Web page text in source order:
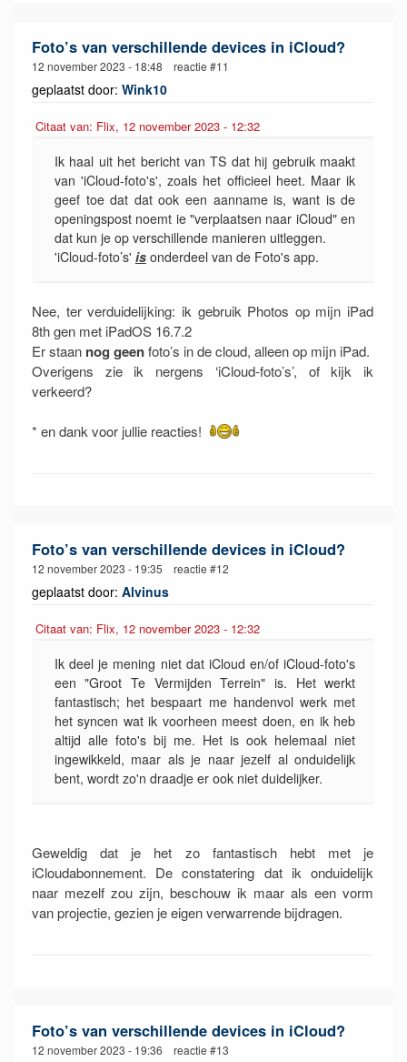
Foto’s van verschillende devices in iCloud?
12 november 2023 - 18:48 reactie #11
geplaatst door: Wink10
Citaat van: Flix, 12 november 2023 - 12:32
Ik haal uit het bericht van TS dat hij gebruik maakt
van 'iCloud-foto's', zoals het officieel heet. Maar ik
geef toe dat dat ook een aanname is, want is de
openingspost noemt ie "verplaatsen naar iCloud" en
dat kun je op verschillende manieren uitleggen.
'iCloud-foto’s' isonderdeel van de Foto's app.
Nee, ter verduidelijking: ik gebruik Photos op mijn iPad
8th gen met iPadOS 16.7.2
Er staan nog geenfoto’s in de cloud, alleen op mijn iPad.
Overigens zie ik nergens ‘iCloud-foto’s’, of kijk ik
verkeerd?
* en dank voor jullie reacties!
Foto’s van verschillende devices in iCloud?
12 november 2023 - 19:35 reactie #12
geplaatst door: Alvinus
Citaat van: Flix, 12 november 2023 - 12:32
Ik deel je mening niet dat iCloud en/of iCloud-foto's
een "Groot Te Vermijden Terrein" is. Het werkt
fantastisch; het bespaart me handenvol werk met
het syncen wat ik voorheen meest doen, en ik heb
altijd alle foto's bij me. Het is ook helemaal niet
ingewikkeld, maar als je naar jezelf al onduidelijk
bent, wordt zo'n draadje er ook niet duidelijker.
Geweldig dat je het zo fantastisch hebt met je
iCloudabonnement. De constatering dat ik onduidelijk
naar mezelf zou zijn, beschouw ik maar als een vorm
van projectie, gezien je eigen verwarrende bijdragen.
Foto’s van verschillende devices in iCloud?
12 november 2023 - 19:36 reactie #13